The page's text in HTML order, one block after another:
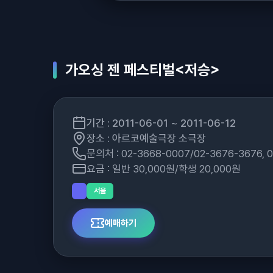
가오싱 젠 페스티벌<저승>
기간 : 2011-06-01 ~ 2011-06-12
장소 : 아르코예술극장 소극장
문의처 : 02-3668-0007/02-3676-3676,
요금 : 일반 30,000원/학생 20,000원
서울
예매하기